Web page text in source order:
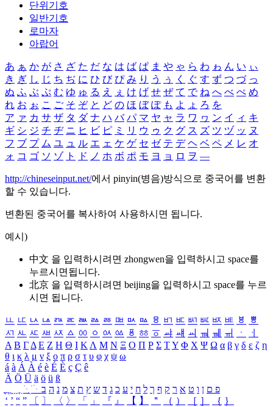
단위기호
일반기호
로마자
아랍어
あ ぁ か が さ ざ た だ な は ば ぱ ま や ゃ ら わ ゎ ん い ぃ
き ぎ し じ ち ぢ に ひ び ぴ み り う ぅ く ぐ す ず つ づ っ
ぬ ふ ぶ ぷ む ゆ ゅ る え ぇ け げ せ ぜ て で ね へ べ ぺ め
れ お ぉ こ ご そ ぞ と ど の ほ ぼ ぽ も よ ょ ろ を
ア ァ カ サ ザ タ ダ ナ ハ バ パ マ ヤ ャ ラ ワ ヮ ン イ ィ キ
ギ シ ジ チ ヂ ニ ヒ ビ ピ ミ リ ウ ゥ ク グ ス ズ ツ ヅ ッ ヌ
フ ブ プ ム ユ ュ ル エ ェ ケ ゲ セ ゼ テ デ ヘ ベ ペ メ レ オ
ォ コ ゴ ソ ゾ ト ド ノ ホ ボ ポ モ ヨ ョ ロ ヲ ―
http://chineseinput.net/에서 pinyin(병음)방식으로 중국어를 변환
할 수 있습니다.
변환된 중국어를 복사하여 사용하시면 됩니다.
예시)
中文 을 입력하시려면 zhongwen을 입력하시고 space를
누르시면됩니다.
北京 을 입력하시려면 beijing을 입력하시고 space를 누르
시면 됩니다.
ㅥ ㅦ ㅧ ㅨ ㅩ ㅪ ㅫ ㅬ ㅭ ㅮ ㅯ ㅰ ㅱ ㅲ ㅳ ㅴ ㅵ ㅶ ㅷ ㅸ
ㅹ
ㅺ ㅻ ㅼ ㅽ ㅾ ㅿ ㆀ ㆁ ㆂ ㆃ ㆄ ㆅ ㆆ ㆇ ㆈ ㆉ ㆊ ㆋ ㆌ ㆍ
ㆎ
Α Β ΓΔ Ε Ζ Η Θ Ι ΚΛ Μ Ν Ξ Ο Π Ρ Σ ΤΥ Φ Χ Ψ Ω α β γ δ ε ζ η
θ ι κ λ μ ν ξ ο π ρ σ τ υ φ χ ψ ω
á à Á À é è É È ç Ç ê
Ä Ö Ü ä ö ü ß
ִֶֹ ֻּ ׁׂ פ ם ן ו ט א ר ק ף ך ל ח י ע כ ג ד ש ץ ת צ מ נ ה ב
‘ ’ “ ” 〔 〕 〈 〉 「 」 『 』 【 】 ＂ （ ） ［ ］ ｛ ｝